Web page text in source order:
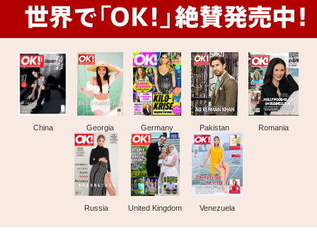
China Georgia Germany Pakistan Romania
Russia United Kingdom Venezuela